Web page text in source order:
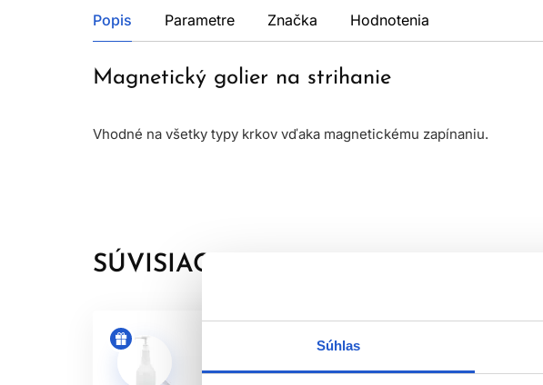
Súhlas
Popis Parametre Značka Hodnotenia
Magnetický golier na strihanie
Vhodné na všetky typy krkov vďaka magnetickému zapínaniu.
SÚVISIACE PRODUKTY